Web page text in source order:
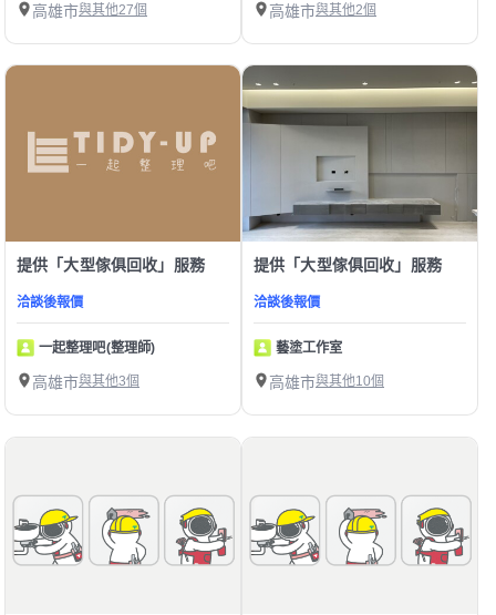
高雄市與其他27個 高雄市與其他2個
提供「大型傢俱回收」服務
洽談後報價
一起整理吧(整理師)
高雄市與其他3個
提供「大型傢俱回收」服務
洽談後報價
藝塗工作室
高雄市與其他10個